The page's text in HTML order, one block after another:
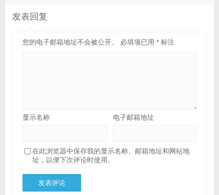
发表回复
您的电子邮箱地址不会被公开。 必填项已用 *标注
显示名称 电子邮箱地址
在此浏览器中保存我的显示名称、邮箱地址和网站地
址，以便下次评论时使用。